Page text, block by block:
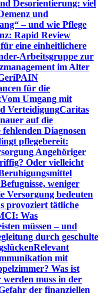
Desorientierung: viel
und
– und wie Pflege
Rapid Review
eine einheitlichere
Arbeitsgruppe zur
im Alter
für die
Vom Umgang mit
VerteidigungCaritas
auf die
Diagnosen
pflegebereit:
Angehöriger
Oder vielleicht
weniger
Versorgung bedeuten
provoziert tätliche
Was
müssen – und
durch geschulte
Relevant
mit
Was ist
muss in der
der finanziellen